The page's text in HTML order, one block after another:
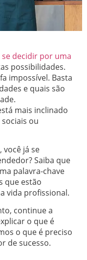
se decidir por uma
possibilidades.
impossível. Basta
e quais são
mais inclinado
ou
já se
Saiba que
palavra-chave
que estão
vida profissional.
continue a
o que é
o que é preciso
de sucesso.